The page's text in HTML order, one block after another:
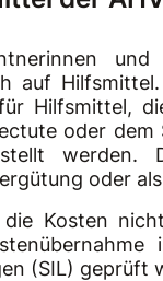
auf
Hilfsmittel,
oder dem
werden.
oder
die Kosten
(SIL) geprüft